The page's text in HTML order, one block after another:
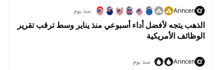
Arincen منذ يوم
الذهب يتجه لأفضل أداء أسبوعي منذ يناير وسط ترقب تقرير
الوظائف الأمريكية
Arincen منذ يوم